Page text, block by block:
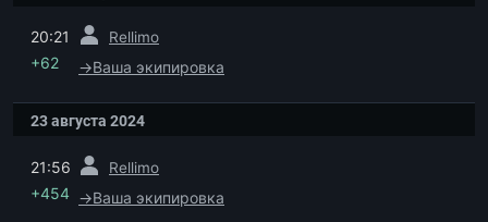
20:21 Rellimo
+62 →Ваша экипировка
23 августа 2024
21:56 Rellimo
+454 →Ваша экипировка